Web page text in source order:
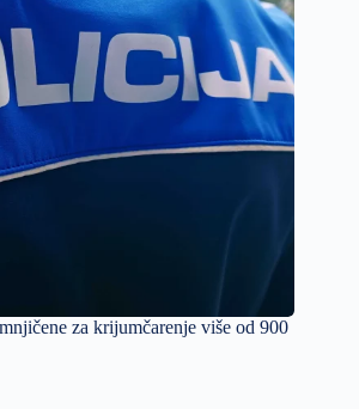
za krijumčarenje više od 900